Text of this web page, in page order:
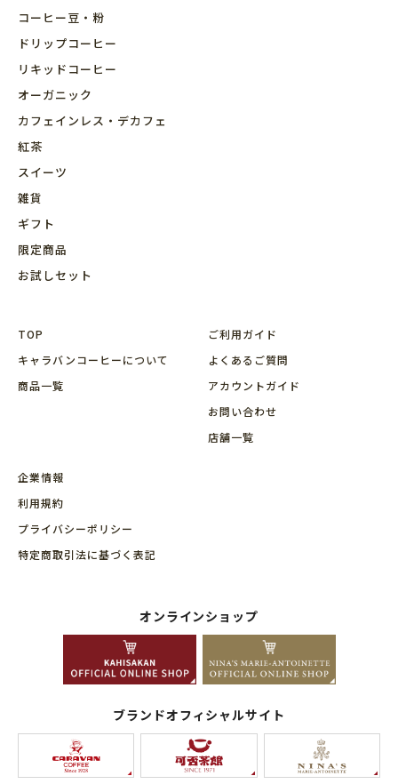
コーヒー豆・粉
ドリップコーヒー
リキッドコーヒー
オーガニック
カフェインレス・デカフェ
紅茶
スイーツ
雑貨
ギフト
限定商品
お試しセット
TOP
キャラバンコーヒーについて
商品⼀覧
ご利用ガイド
よくあるご質問
アカウントガイド
お問い合わせ
店舗⼀覧
企業情報
利用規約
プライバシーポリシー
特定商取引法に基づく表記
オンラインショップ
ブランドオフィシャルサイト